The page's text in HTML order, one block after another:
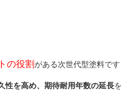
の役割 がある次世代型塗料です
性を高め、期待耐用年数の延長